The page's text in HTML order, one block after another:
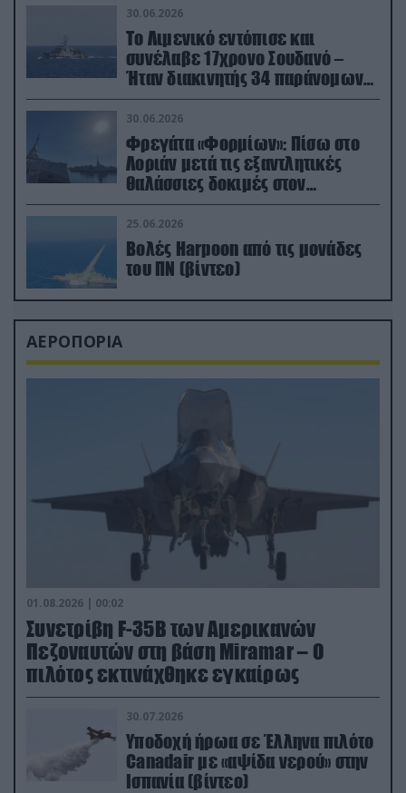
30.06.2026
Το Λιμενικό εντόπισε και
συνέλαβε 17χρονο Σουδανό –
Ήταν διακινητής 34 παράνομων
μεταναστών
30.06.2026
Φρεγάτα «Φορμίων»: Πίσω στο
Λοριάν μετά τις εξαντλητικές
θαλάσσιες δοκιμές στον
απαιτητικό Βισκαϊκό
25.06.2026
Βολές Harpoon από τις μονάδες
του ΠΝ (βίντεο)
ΑΕΡΟΠΟΡΙΑ
01.08.2026 | 00:02
Συνετρίβη F-35B των Αμερικανών
Πεζοναυτών στη βάση Miramar – Ο
πιλότος εκτινάχθηκε εγκαίρως
30.07.2026
Υποδοχή ήρωα σε Έλληνα πιλότο
Canadair με «αψίδα νερού» στην
Ισπανία (βίντεο)